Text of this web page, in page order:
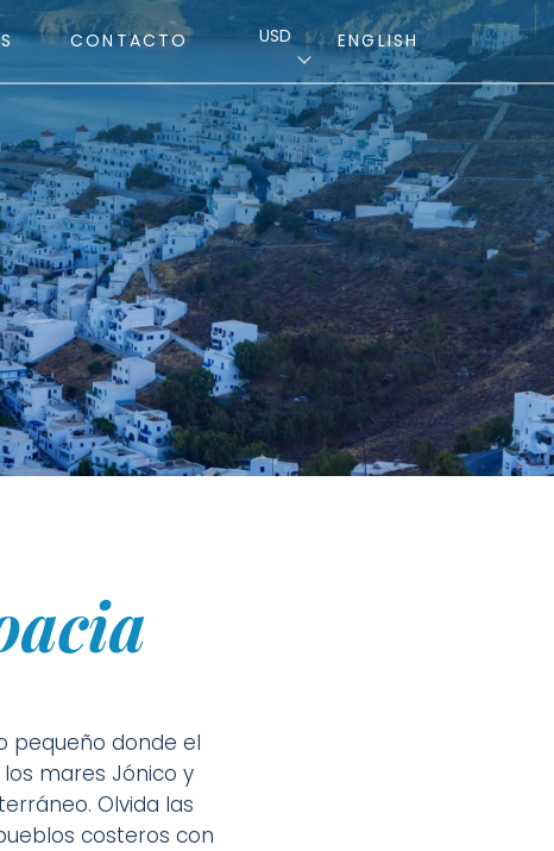
CONTACTO USD ENGLISH
pequeño donde el
mares Jónico y
Olvida las
costeros con